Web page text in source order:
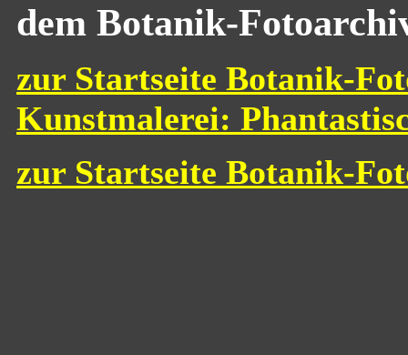
dem Botanik-
zur Startseite Botanik-
Kunstmalerei:
zur Startseite Botanik-